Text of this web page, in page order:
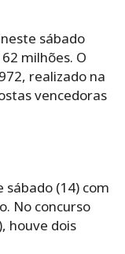
sábado
milhões. O
realizado na
vencedoras
(14) com
No concurso
houve dois